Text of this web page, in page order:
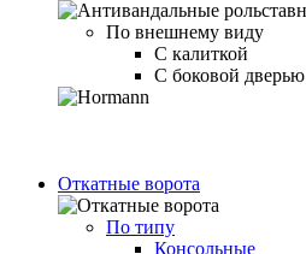
По внешнему виду
С калиткой
С боковой дверью
Откатные ворота
По типу
Консольные